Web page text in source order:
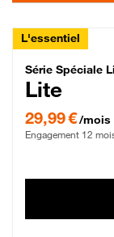
L'essentiel
Série
Série Spéciale
Lite
29,99 €/mois
Engagement 12